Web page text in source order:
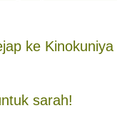
ke
sarah!